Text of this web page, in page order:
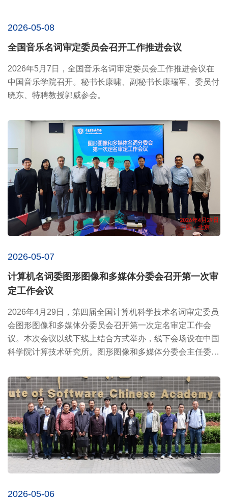
2026-05-08
全国音乐名词审定委员会召开工作推进会议
2026年5月7日，全国音乐名词审定委员会工作推进会议在
中国音乐学院召开。秘书长康啸、副秘书长康瑞军、委员付
晓东、特聘教授郭威参会。
2026-05-07
计算机名词委图形图像和多媒体分委会召开第一次审
定工作会议
2026年4月29日，第四届全国计算机科学技术名词审定委员
会图形图像和多媒体分委员会召开第一次定名审定工作会
议。本次会议以线下线上结合方式举办，线下会场设在中国
科学院计算技术研究所。 图形图像和多媒体分委会主任委员
2026-05-06